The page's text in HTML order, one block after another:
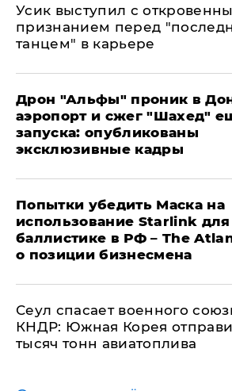
Усик выступил с
признанием перед
танцем" в карьере
Дрон "Альфы" проник в
аэропорт и сжег "Шахед"
запуска: опубликованы
эксклюзивные кадры
Попытки убедить Маска на
использование Starlink
баллистике в РФ – The
о позиции бизнесмена
​Сеул спасает военного
КНДР: Южная Корея
тысяч тонн авиатоплива